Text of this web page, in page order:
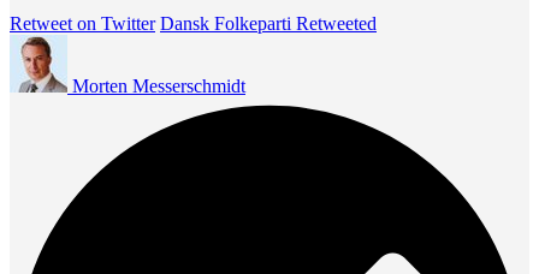
Retweet on Twitter Dansk Folkeparti Retweeted
Morten Messerschmidt